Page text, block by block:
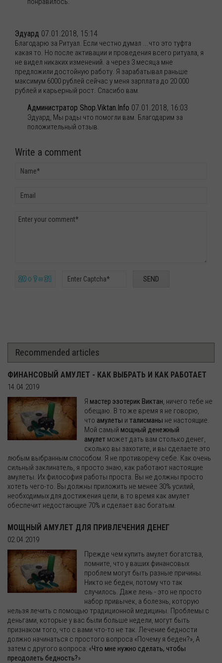
Эдуард 07.01.2018, 15:14
Благодарю за Ритуал. Если честно думал ...что это туфта
какая то. Но после активации и проведения всего ритуала, я
не видел никаких изменений. а через 3 месяца мне
предложили достойную работу. Я зарабатывал раньше
максимум 6000 рублей сейчас у меня зарплата до 20 000
рублей и карьерный рост. Спасибо вам.
Администратор Shop.Viktan.Info 07.01.2018, 16:03
Эдуард, Мы рады что помогли вам. Благодарим за
положительный отзыв.
Write a comment
29 + ? = 31
Recommended articles
ФИНАНСОВЫЙ АМУЛЕТ - КАК ВЫБРАТЬ И КАК РАБОТАЕТ
14.04.2019
Я мастер эзотерик Виктан, ничего тебе не
обещаю. В то же время я не говорю,
что амулеты и талисманы не настоящие.
Мой самый мощный денежный
амулет может дать вам столько денег,
сколько вы захотите, и вы сделаете это
любым выбранным способом. Я не противоречу себе. Как очень
сильный заклинатель, я просто знаю, как работают настоящие
амулеты. Их философия работы проста. Вы не должны просто
хотеть чего-то. Вы должны приложить не менее 30% усилий,
необходимых для достижения цели, в то время как амулет
обеспечит недостающие 70% и сделает вас богатым.
МОЩНЫЙ АМУЛЕТ ДЛЯ ПРИВЛЕЧЕНИЯ ДЕНЕГ
02.04.2019
Прежде чем купить амулет богатства,
помните, что у ваших финансовых
проблем могут быть разные причины.
Никто не беден, потому что так
случилось. Даже лень - это не просто
набор привычек, а болезнь, которую
нельзя лечить с помощью традиционной медицины. Проблемы с
деньгами, которые у вас были больше недели, могут быть
признаком того, что с вами что-то не так. Лечение бедности
должно начинаться с простого вопроса «Почему я беден?», А
затем с другого вопроса: «Что мне нужно сделать, чтобы
преодолеть бедность?»